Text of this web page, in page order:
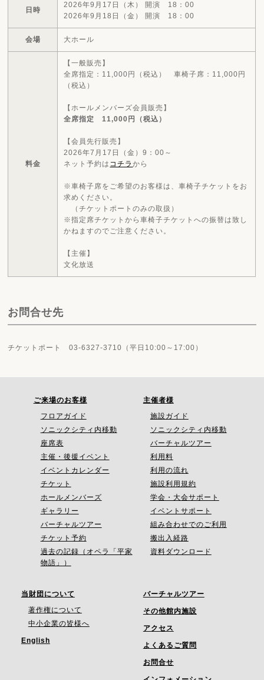
日時
2026年9月17日（木） 開演 18：00
2026年9月18日（金） 開演 18：00
会場 大ホール
料金
【一般販売】
全席指定：11 ,000円（税込） 車椅子席 ：11 ,000円
（税込）
【ホールメンバーズ会員販売】
全席指定 11,000円（税込）
【会員先行販売】
2026年7月17日（金）9：00～
ネット予約は コチラから
※車椅子席をご希望のお客様は、車椅子チケットをお
求めください。
（チケットポートのみの取扱）
※指定席チケットから車椅子チケットへの振替は致し
かねますのでご注意ください。
【主催】
文化放送
お問合せ先
チケットポート 03-6327-3710（平日10:00～17:00）
ご来場のお客様
フロアガイド
ソニックシティ内移動
座席表
主催・後援イベント
イベントカレンダー
チケット
ホールメンバーズ
ギャラリー
バーチャルツアー
チケット予約
過去の記録（オペラ「平家
物語」）
主催者様
施設ガイド
ソニックシティ内移動
バーチャルツアー
利用料
利用の流れ
施設利用規約
学会・大会サポート
イベントサポート
組み合わせでのご利用
搬出入経路
資料ダウンロード
当財団について
著作権について
中小企業の皆様へ
English
バーチャルツアー
その他館内施設
アクセス
よくあるご質問
お問合せ